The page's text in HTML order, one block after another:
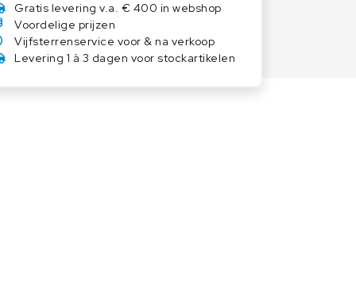
Winkelweegschalen
Gratis levering v.a. € 400 in webshop
Voordelige prijzen
Vijfsterrenservice voor & na verkoop
Levering 1 à 3 dagen voor stockartikelen